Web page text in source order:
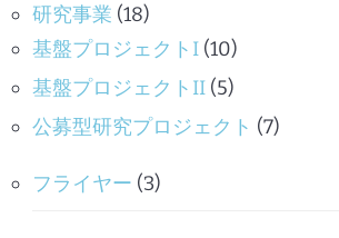
研究事業 (18)
基盤プロジェクトI (10)
基盤プロジェクトII (5)
公募型研究プロジェクト (7)
フライヤー (3)